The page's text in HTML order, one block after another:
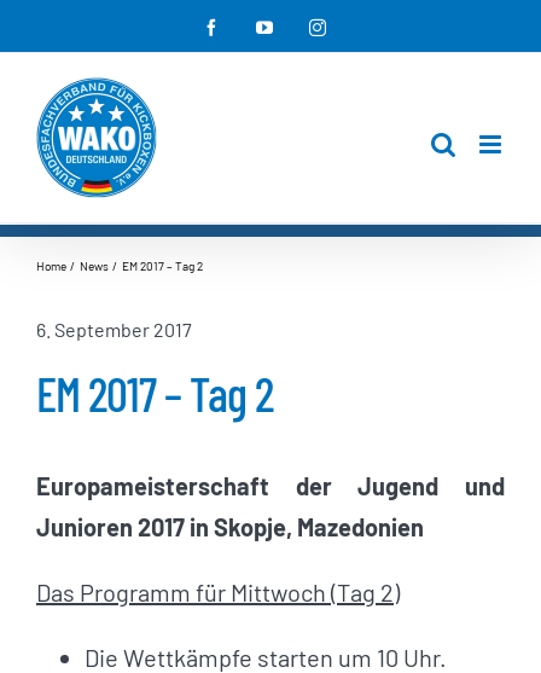
Inhalt
springen
FacebookYouTubeInstagram
Home News EM 2017 – Tag 2
6. September 2017
EM 2017 – Tag 2
Europameisterschaft der Jugend und
Junioren 2017 in Skopje, Mazedonien
Das Programm für Mittwoch (Tag 2)
Die Wettkämpfe starten um 10 Uhr.